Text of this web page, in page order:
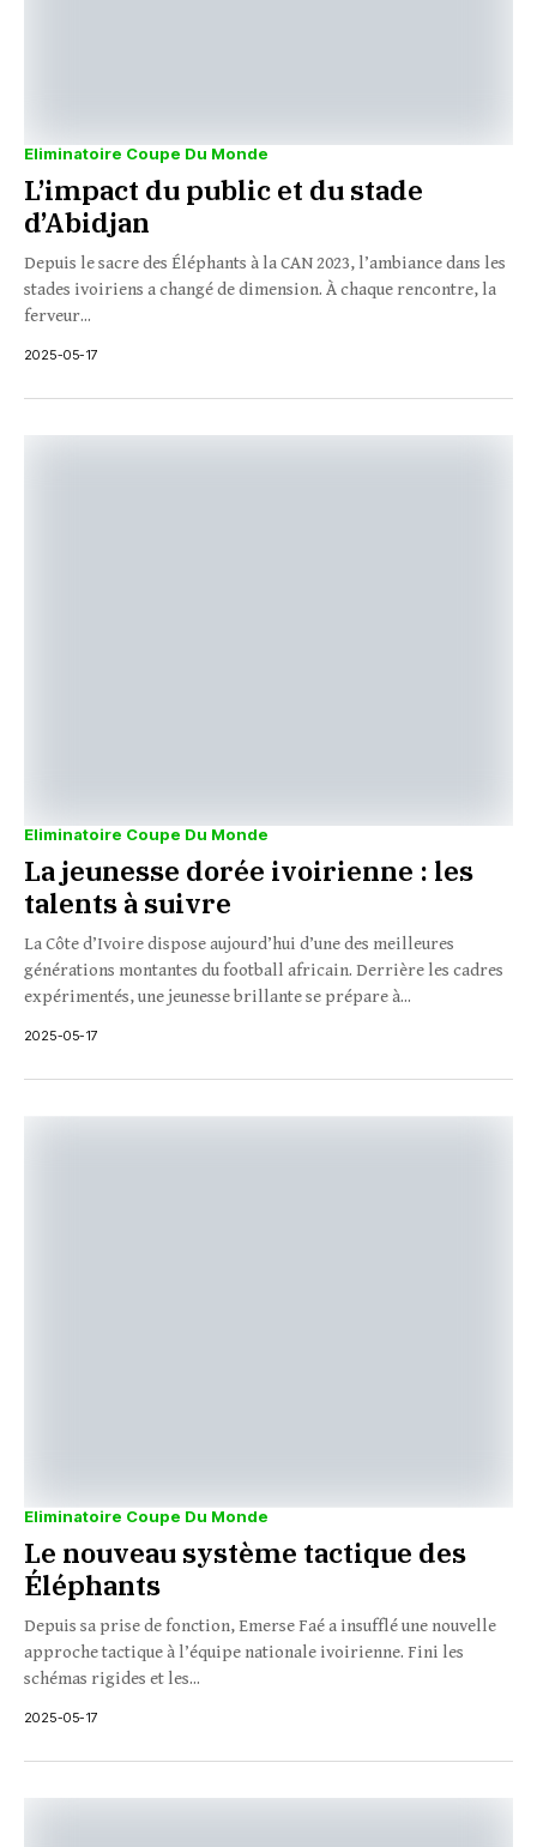
Eliminatoire Coupe Du Monde
L’impact du public et du stade
d’Abidjan
Depuis le sacre des Éléphants à la CAN 2023, l’ambiance dans les
stades ivoiriens a changé de dimension. À chaque rencontre, la
ferveur...
2025-05-17
Eliminatoire Coupe Du Monde
La jeunesse dorée ivoirienne : les
talents à suivre
La Côte d’Ivoire dispose aujourd’hui d’une des meilleures
générations montantes du football africain. Derrière les cadres
expérimentés, une jeunesse brillante se prépare à...
2025-05-17
Eliminatoire Coupe Du Monde
Le nouveau système tactique des
Éléphants
Depuis sa prise de fonction, Emerse Faé a insufflé une nouvelle
approche tactique à l’équipe nationale ivoirienne. Fini les
schémas rigides et les...
2025-05-17